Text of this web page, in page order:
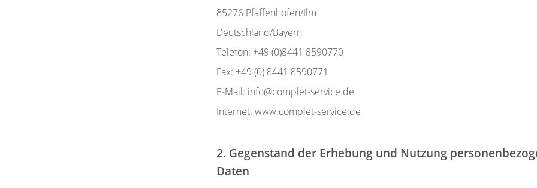
85276 Pfaffenhofen/Ilm
Deutschland/Bayern
Telefon: +49 (0)8441 8590770
Fax: +49 (0) 8441 8590771
E-Mail: info@complet-service.de
Internet: www.complet-service.de
2. Gegenstand der Erhebung und Nutzung
Daten